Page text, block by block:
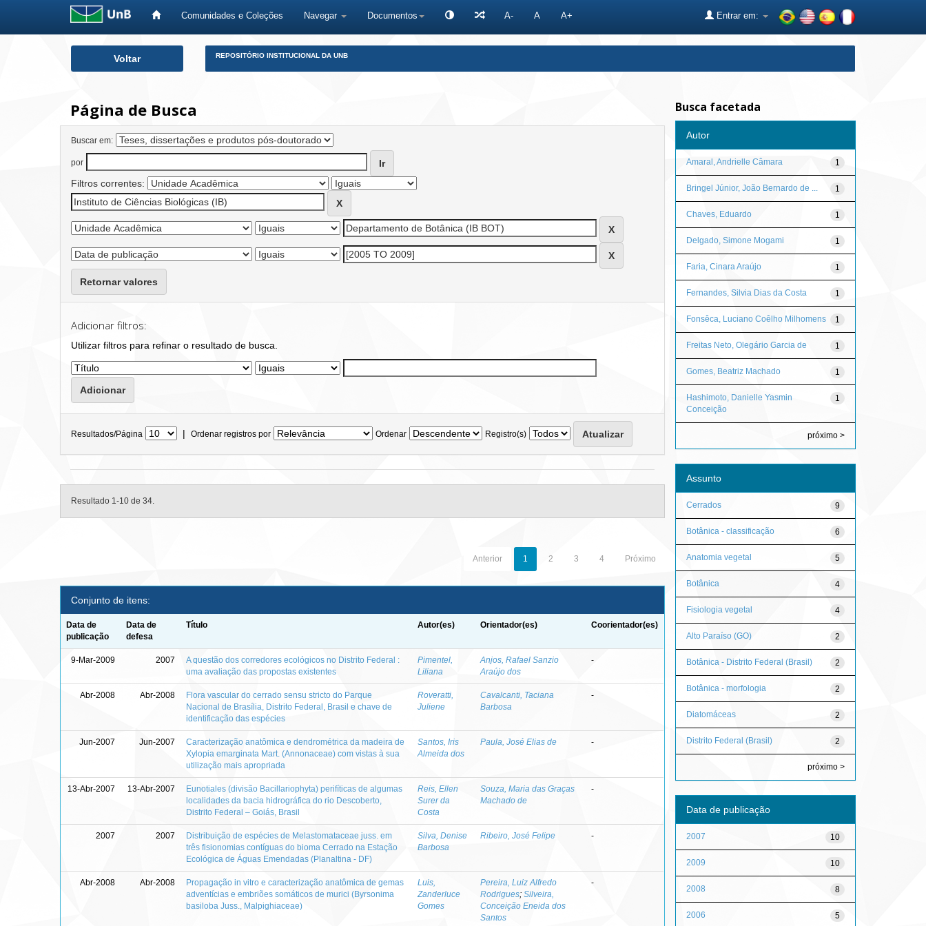
Comunidades e Coleções Navegar Documentos A- A A+ Entrar em:
Voltar REPOSITÓRIO INSTITUCIONAL DA UNB
Página de Busca
Buscar em:
por
Filtros correntes:
Retornar valores
Adicionar filtros:
Utilizar filtros para refinar o resultado de busca.
Resultados/Página | Ordenar registros por Ordenar Registro(s)
Resultado 1-10 de 34.
Anterior 1 2 3 4 Próximo
Conjunto de itens:
Data de
publicação
Data de
defesa
Título Autor(es) Orientador(es) Coorientador(es)
9-Mar-2009 2007
A questão dos corredores ecológicos no Distrito Federal :
uma avaliação das propostas existentes
Pimentel,
Liliana
Anjos, Rafael Sanzio
Araújo dos
-
Abr-2008 Abr-2008
Flora vascular do cerrado sensu stricto do Parque
Nacional de Brasília, Distrito Federal, Brasil e chave de
identificação das espécies
Roveratti,
Juliene
Cavalcanti, Taciana
Barbosa
-
Jun-2007 Jun-2007
Caracterização anatômica e dendrométrica da madeira de
Xylopia emarginata Mart. (Annonaceae) com vistas à sua
utilização mais apropriada
Santos, Iris
Almeida dos
Paula, José Elias de -
13-Abr-2007 13-Abr-2007
Eunotiales (divisão Bacillariophyta) perifíticas de algumas
localidades da bacia hidrográfica do rio Descoberto,
Distrito Federal – Goiás, Brasil
Reis, Ellen
Surer da
Costa
Souza, Maria das Graças
Machado de
-
2007 2007
Distribuição de espécies de Melastomataceae juss. em
três fisionomias contíguas do bioma Cerrado na Estação
Ecológica de Águas Emendadas (Planaltina - DF)
Silva, Denise
Barbosa
Ribeiro, José Felipe -
Abr-2008 Abr-2008
Propagação in vitro e caracterização anatômica de gemas
adventícias e embriões somáticos de murici (Byrsonima
basiloba Juss., Malpighiaceae)
Luis,
Zanderluce
Gomes
Pereira, Luiz Alfredo
Rodrigues;Silveira,
Conceição Eneida dos
Santos
-
Busca facetada
Autor
1
Amaral, Andrielle Câmara
1
Bringel Júnior, João Bernardo de ...
1
Chaves, Eduardo
1
Delgado, Simone Mogami
1
Faria, Cinara Araújo
1
Fernandes, Silvia Dias da Costa
1
Fonsêca, Luciano Coêlho Milhomens
1
Freitas Neto, Olegário Garcia de
1
Gomes, Beatriz Machado
1
Hashimoto, Danielle Yasmin
Conceição
próximo >
Assunto
9
Cerrados
6
Botânica - classificação
5
Anatomia vegetal
4
Botânica
4
Fisiologia vegetal
2
Alto Paraíso (GO)
2
Botânica - Distrito Federal (Brasil)
2
Botânica - morfologia
2
Diatomáceas
2
Distrito Federal (Brasil)
próximo >
Data de publicação
10
2007
10
2009
8
2008
5
2006